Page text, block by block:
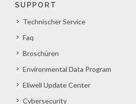
SUPPORT
Technischer Service
Faq
Broschüren
Environmental Data Program
Eliwell Update Center
Cybersecurity